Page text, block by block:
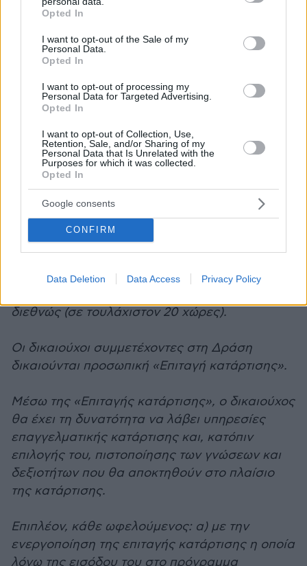
grant or deny consent to Google and its third-party tags to
use your data for below specified purposes in below Google
consent section.
Opted In
I want to opt-out of the Sale of my
Personal Data.
Opted In
I want to opt-out of processing my
Personal Data for Targeted Advertising.
Opted In
I want to opt-out of Collection, Use,
Retention, Sale, and/or Sharing of my
Personal Data that Is Unrelated with the
Purposes for which it was collected.
Opted In
Google consents
CONFIRM
Data Deletion Data Access Privacy Policy
που πληρούν τους όρους της παρούσας και θα
Η ασύγχρονη τηλεκατάρτιση θα υλοποιηθεί
μεσω Ολοκληρωμένου Πληροροφοριακού
Συστήματος Τηλεκατάρτισης στο πλαίσιο της
παρούσας. Επίσης, οι πάροχοι κατάρτισης θα
μεριμνήσουν για την προετοιμασία των
ωφελουμένων, αναφορικά με τη συμμετοχή
τους σε εξετάσεις πιστοποίησης από
αρμόδιους φορείς πιστοποίησης.
Η πιστοποίηση θα διενεργηθεί από Φορείς
Πιστοποίησης, νομικά πρόσωπα αστικού ή
εμπορικού δικαίου, που είναι διαπιστευμένοι
πιστοποίησης πρέπει να είναι διαπιστευμένα
διεθνώς (σε τουλάχιστον 20 χώρες).
Οι δικαιούχοι συμμετέχοντες στη Δράση
δικαιούνται προσωπική «Επιταγή κατάρτισης».
Μέσω της «Επιταγής κατάρτισης», ο δικαιούχος
θα έχει τη δυνατότητα να λάβει υπηρεσίες
επαγγελματικής κατάρτισης και, κατόπιν
επιλογής του, πιστοποίησης των γνώσεων και
δεξιοτήτων που θα αποκτηθούν στο πλαίσιο
της κατάρτισης.
Επιπλέον, κάθε ωφελούμενος: α) με την
ενεργοποίηση της επιταγής κατάρτισης η οποία
λόγω της εισόδου του στο πρόγραμμα